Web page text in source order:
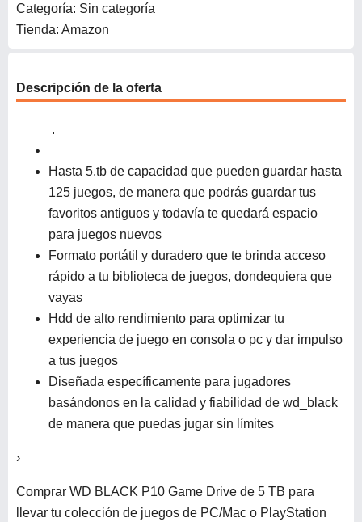
Categoría: Sin categoría
Tienda: Amazon
Descripción de la oferta
.
Hasta 5.tb de capacidad que pueden guardar hasta
125 juegos, de manera que podrás guardar tus
favoritos antiguos y todavía te quedará espacio
para juegos nuevos
Formato portátil y duradero que te brinda acceso
rápido a tu biblioteca de juegos, dondequiera que
vayas
Hdd de alto rendimiento para optimizar tu
experiencia de juego en consola o pc y dar impulso
a tus juegos
Diseñada específicamente para jugadores
basándonos en la calidad y fiabilidad de wd_black
de manera que puedas jugar sin límites
›
Comprar WD BLACK P10 Game Drive de 5 TB para
llevar tu colección de juegos de PC/Mac o PlayStation